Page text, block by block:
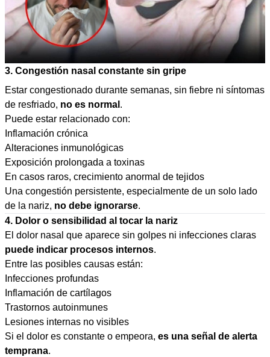
3. Congestión nasal constante sin gripe
Estar congestionado durante semanas, sin fiebre ni síntomas
de resfriado, no es normal .
Puede estar relacionado con:
Inflamación crónica
Alteraciones inmunológicas
Exposición prolongada a toxinas
En casos raros, crecimiento anormal de tejidos
Una congestión persistente, especialmente de un solo lado
de la nariz, no debe ignorarse.
4. Dolor o sensibilidad al tocar la nariz
El dolor nasal que aparece sin golpes ni infecciones claras
puede indicar procesos internos.
Entre las posibles causas están:
Infecciones profundas
Inflamación de cartílagos
Trastornos autoinmunes
Lesiones internas no visibles
Si el dolor es constante o empeora, es una señal de alerta
temprana.